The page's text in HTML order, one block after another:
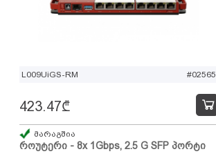
L009UiGS-RM #02565
როუტერი - 8x 1Gbps, 2.5 G SFP პორტი
423.47₾
მარაგშია